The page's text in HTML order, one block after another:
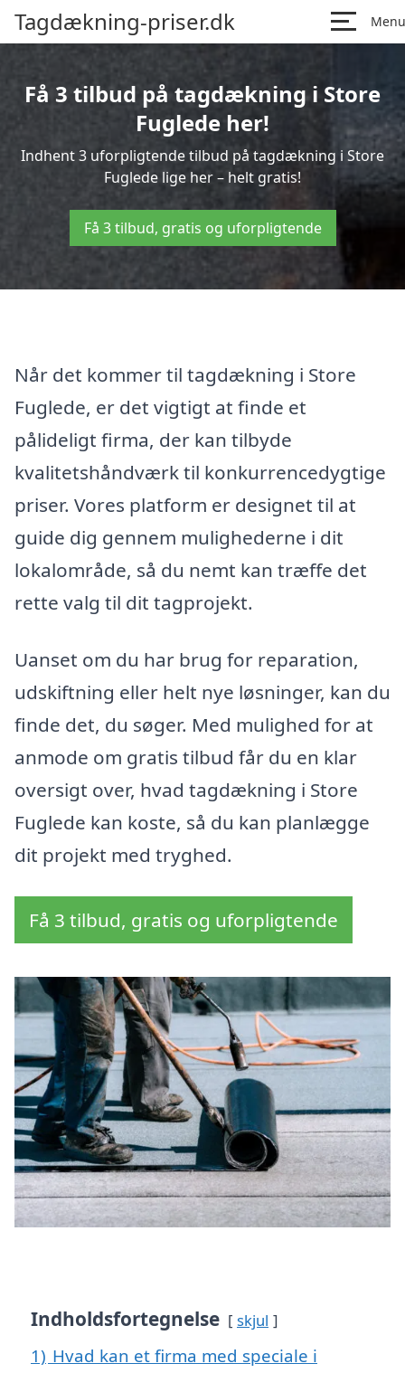
Tagdækning-priser.dk Menu
Få 3 tilbud på tagdækning i Store
Fuglede her!
Indhent 3 uforpligtende tilbud på tagdækning i Store
Fuglede lige her – helt gratis!
Få 3 tilbud, gratis og uforpligtende
Når det kommer til tagdækning i Store
Fuglede, er det vigtigt at finde et
pålideligt firma, der kan tilbyde
kvalitetshåndværk til konkurrencedygtige
priser. Vores platform er designet til at
guide dig gennem mulighederne i dit
lokalområde, så du nemt kan træffe det
rette valg til dit tagprojekt.
Uanset om du har brug for reparation,
udskiftning eller helt nye løsninger, kan du
finde det, du søger. Med mulighed for at
anmode om gratis tilbud får du en klar
oversigt over, hvad tagdækning i Store
Fuglede kan koste, så du kan planlægge
dit projekt med tryghed.
Få 3 tilbud, gratis og uforpligtende
Indholdsfortegnelse skjul
1) Hvad kan et firma med speciale i